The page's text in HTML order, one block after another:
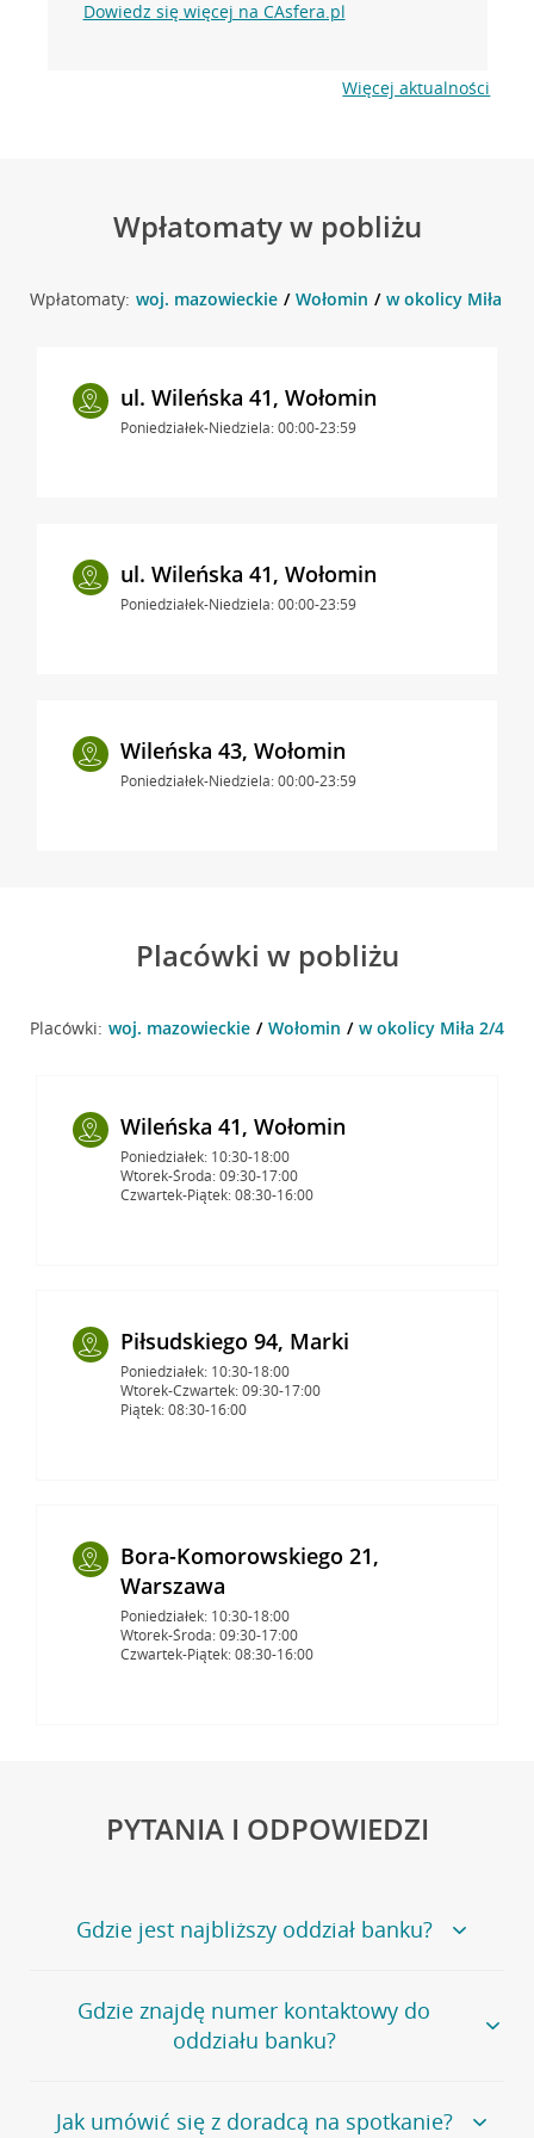
Dowiedz się więcej na CAsfera.pl
Więcej aktualności
Wpłatomaty w pobliżu
Wpłatomaty: woj. mazowieckie Wołomin w okolicy Miła 2/
ul. Wileńska 41, Wołomin
Poniedziałek-Niedziela: 00:00-23:59
ul. Wileńska 41, Wołomin
Poniedziałek-Niedziela: 00:00-23:59
Wileńska 43, Wołomin
Poniedziałek-Niedziela: 00:00-23:59
Placówki w pobliżu
Placówki: woj. mazowieckie Wołomin w okolicy Miła 2/4 ,
Wileńska 41, Wołomin
Poniedziałek: 10:30-18:00
Wtorek-Środa: 09:30-17:00
Czwartek-Piątek: 08:30-16:00
Piłsudskiego 94, Marki
Poniedziałek: 10:30-18:00
Wtorek-Czwartek: 09:30-17:00
Piątek: 08:30-16:00
Bora-Komorowskiego 21,
Warszawa
Poniedziałek: 10:30-18:00
Wtorek-Środa: 09:30-17:00
Czwartek-Piątek: 08:30-16:00
PYTANIA I ODPOWIEDZI
Gdzie jest najbliższy oddział banku?
Jeśli szukasz oddziału naszego banku, zapraszamy na
stronęPlacówki i bankomaty, na której znajduje się
wygodna wyszukiwarka.
oddziałów
Gdzie znajdę numer kontaktowy do
oddziału banku?
Bank Credit Agricole nie udostępnia ogólnego numeru
telefonu do placówki bankowej.
Jak umówić się z doradcą na spotkanie?